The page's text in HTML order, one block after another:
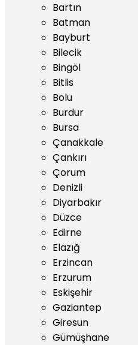
Bartın
Batman
Bayburt
Bilecik
Bingöl
Bitlis
Bolu
Burdur
Bursa
Çanakkale
Çankırı
Çorum
Denizli
Diyarbakır
Düzce
Edirne
Elazığ
Erzincan
Erzurum
Eskişehir
Gaziantep
Giresun
Gümüşhane